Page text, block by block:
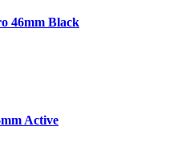
46mm Black
Active